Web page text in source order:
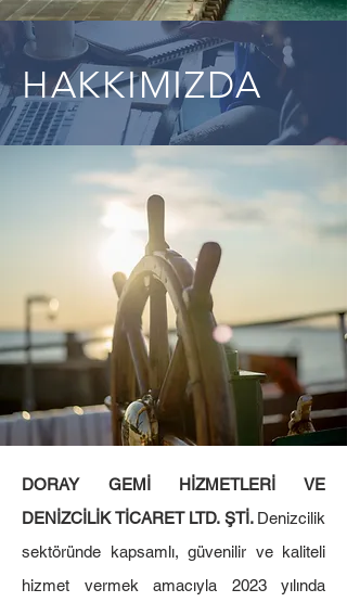
HAKKIMIZDA
DORAY GEMİ HİZMETLERİ VE
DENİZCİLİK TİCARET LTD. ŞTİ. Denizcilik
sektöründe kapsamlı, güvenilir ve kaliteli
hizmet vermek amacıyla 2023 yılında